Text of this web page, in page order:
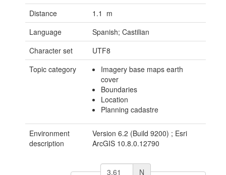
Distance
1.1 m
Language
Spanish; Castilian
Character set
UTF8
Topic category
Imagery base maps earth
cover
Boundaries
Location
Planning cadastre
Environment
description
Version 6.2 (Build 9200) ; Esri
ArcGIS 10.8.0.12790
N